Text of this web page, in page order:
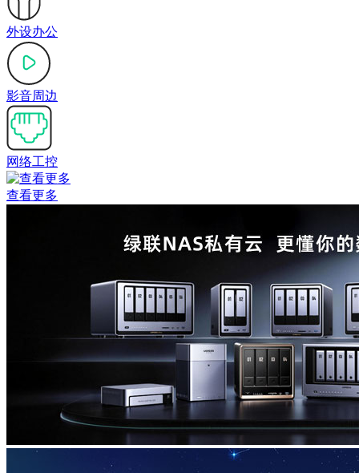
外设办公
影音周边
网络工控
查看更多